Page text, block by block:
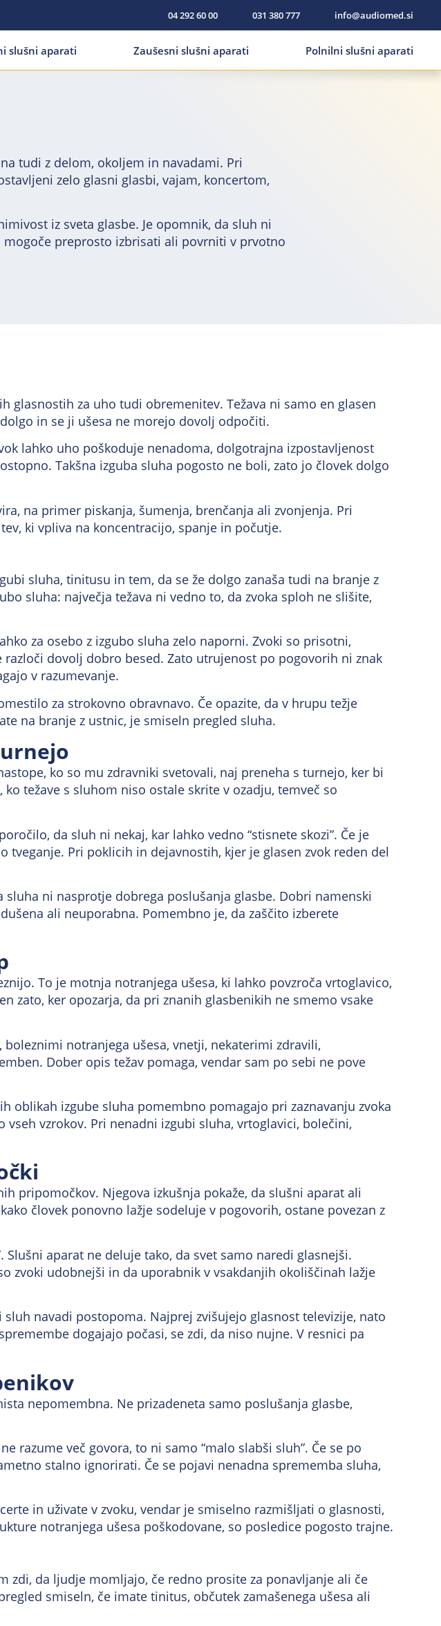
04 292 60 00 031 380 777 info@audiomed.si
slušni aparati Zaušesni slušni aparati Polnilni slušni aparati
tudi z delom, okoljem in navadami. Pri
zelo glasni glasbi, vajam, koncertom,
iz sveta glasbe. Je opomnik, da sluh ni
preprosto izbrisati ali povrniti v prvotno
glasnostih za uho tudi obremenitev. Težava ni samo en glasen
in se ji ušesa ne morejo dovolj odpočiti.
lahko uho poškoduje nenadoma, dolgotrajna izpostavljenost
Takšna izguba sluha pogosto ne boli, zato jo človek dolgo
na primer piskanja, šumenja, brenčanja ali zvonjenja. Pri
ki vpliva na koncentracijo, spanje in počutje.
sluha, tinitusu in tem, da se že dolgo zanaša tudi na branje z
sluha: največja težava ni vedno to, da zvoka sploh ne slišite,
za osebo z izgubo sluha zelo naporni. Zvoki so prisotni,
dovolj dobro besed. Zato utrujenost po pogovorih ni znak
v razumevanje.
za strokovno obravnavo. Če opazite, da v hrupu težje
na branje z ustnic, je smiseln pregled sluha.
ko so mu zdravniki svetovali, naj preneha s turnejo, ker bi
težave s sluhom niso ostale skrite v ozadju, temveč so
da sluh ni nekaj, kar lahko vedno “stisnete skozi”. Če je
Pri poklicih in dejavnostih, kjer je glasen zvok reden del
ni nasprotje dobrega poslušanja glasbe. Dobri namenski
ali neuporabna. Pomembno je, da zaščito izberete
To je motnja notranjega ušesa, ki lahko povzroča vrtoglavico,
zato, ker opozarja, da pri znanih glasbenikih ne smemo vsake
notranjega ušesa, vnetji, nekaterimi zdravili,
Dober opis težav pomaga, vendar sam po sebi ne pove
oblikah izgube sluha pomembno pomagajo pri zaznavanju zvoka
vzrokov. Pri nenadni izgubi sluha, vrtoglavici, bolečini,
pripomočkov. Njegova izkušnja pokaže, da slušni aparat ali
človek ponovno lažje sodeluje v pogovorih, ostane povezan z
aparat ne deluje tako, da svet samo naredi glasnejši.
zvoki udobnejši in da uporabnik v vsakdanjih okoliščinah lažje
navadi postopoma. Najprej zvišujejo glasnost televizije, nato
dogajajo počasi, se zdi, da niso nujne. V resnici pa
nepomembna. Ne prizadeneta samo poslušanja glasbe,
razume več govora, to ni samo “malo slabši sluh”. Če se po
stalno ignorirati. Če se pojavi nenadna sprememba sluha,
in uživate v zvoku, vendar je smiselno razmišljati o glasnosti,
notranjega ušesa poškodovane, so posledice pogosto trajne.
zdi, da ljudje momljajo, če redno prosite za ponavljanje ali če
smiseln, če imate tinitus, občutek zamašenega ušesa ali